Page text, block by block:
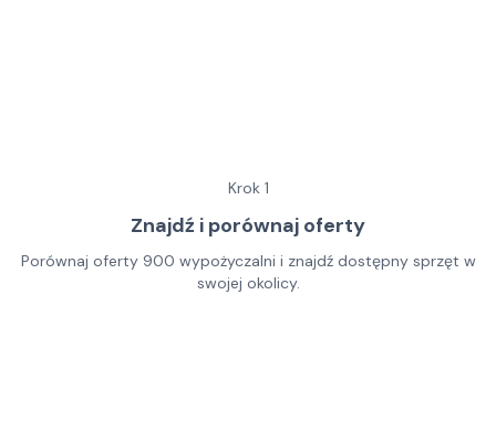
Krok 1
Znajdź i porównaj oferty
Porównaj oferty 900 wypożyczalni i znajdź dostępny sprzęt w
swojej okolicy.